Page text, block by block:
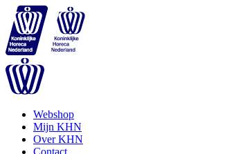
Webshop
Mijn KHN
Over KHN
Contact